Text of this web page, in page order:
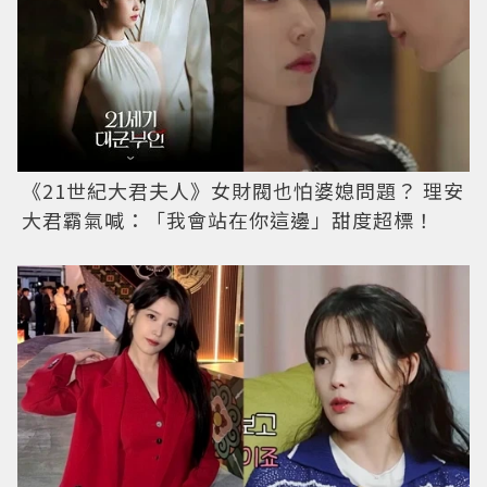
《21世紀大君夫人》女財閥也怕婆媳問題？ 理安
大君霸氣喊：「我會站在你這邊」甜度超標！